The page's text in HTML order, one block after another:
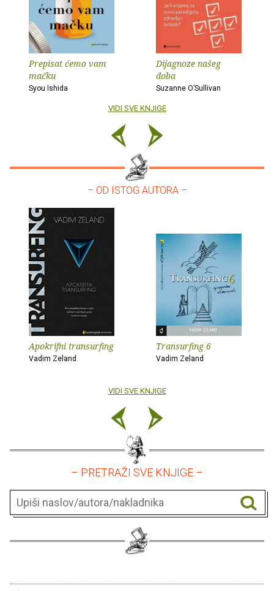
Prepisat ćemo vam
mačku
Syou Ishida
Dijagnoze našeg
doba
Suzanne O’Sullivan
VIDI SVE KNJIGE
– OD ISTOG AUTORA –
Apokrifni transurfing
Vadim Zeland
Transurfing 6
Vadim Zeland
VIDI SVE KNJIGE
– PRETRAŽI SVE KNJIGE –